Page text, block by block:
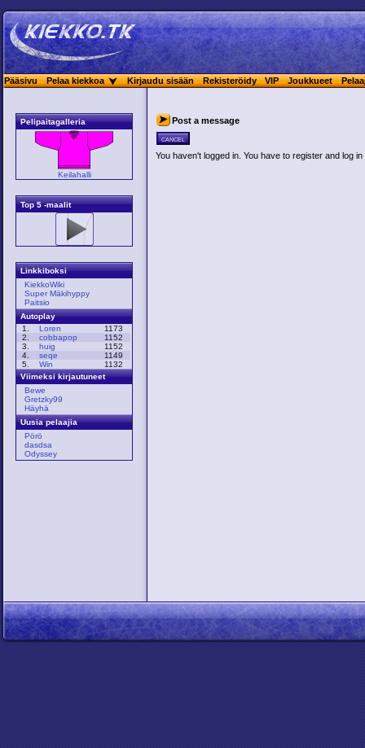
Pääsivu Pelaa kiekkoa Kirjaudu sisään Rekisteröidy VIP Joukkueet
Pelipaitagalleria
Keilahalli
Top 5 -maalit
Linkkiboksi
KiekkoWiki
Super Mäkihyppy
Paitsio
Autoplay
1.
Loren
1173
2.
cobbapop
1152
3.
huig
1152
4.
seqe
1149
5.
Win
1132
Viimeksi kirjautuneet
Bewe
Gretzky99
Häyhä
Uusia pelaajia
Pörö
dasdsa
Odyssey
Post a message
cancel
You haven't logged in. You have to register and log